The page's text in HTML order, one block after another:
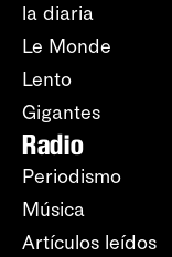
la diaria
Le Monde
Lento
Gigantes
Radio
Periodismo
Música
Artículos leídos